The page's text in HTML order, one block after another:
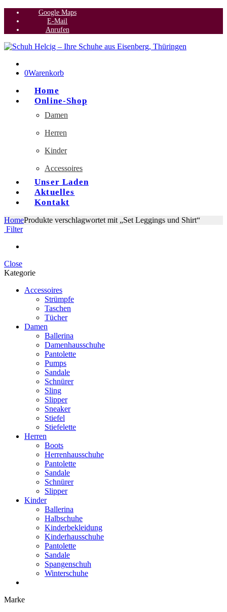
Google Maps
E-Mail
Anrufen
0Warenkorb
Home
Online-Shop
Damen
Herren
Kinder
Accessoires
Unser Laden
Aktuelles
Kontakt
HomeProdukte verschlagwortet mit „Set Leggings und Shirt“
Filter
Close
Kategorie
Accessoires
Strümpfe
Taschen
Tücher
Damen
Ballerina
Damenhausschuhe
Pantolette
Pumps
Sandale
Schnürer
Sling
Slipper
Sneaker
Stiefel
Stiefelette
Herren
Boots
Herrenhausschuhe
Pantolette
Sandale
Schnürer
Slipper
Kinder
Ballerina
Halbschuhe
Kinderbekleidung
Kinderhausschuhe
Pantolette
Sandale
Spangenschuh
Winterschuhe
Marke